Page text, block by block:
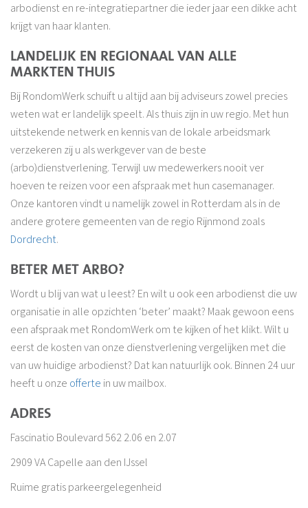
arbodienst en re-integratiepartner die ieder jaar een dikke acht
krijgt van haar klanten.
LANDELIJK EN REGIONAAL VAN ALLE
MARKTEN THUIS
Bij RondomWerk schuift u altijd aan bij adviseurs zowel precies
weten wat er landelijk speelt. Als thuis zijn in uw regio. Met hun
uitstekende netwerk en kennis van de lokale arbeidsmark
verzekeren zij u als werkgever van de beste
(arbo)dienstverlening. Terwijl uw medewerkers nooit ver
hoeven te reizen voor een afspraak met hun casemanager.
Onze kantoren vindt u namelijk zowel in Rotterdam als in de
andere grotere gemeenten van de regio Rijnmond zoals
Dordrecht.
BETER MET ARBO?
Wordt u blij van wat u leest? En wilt u ook een arbodienst die uw
organisatie in alle opzichten ‘beter’ maakt? Maak gewoon eens
een afspraak met RondomWerk om te kijken of het klikt. Wilt u
eerst de kosten van onze dienstverlening vergelijken met die
van uw huidige arbodienst? Dat kan natuurlijk ook. Binnen 24 uur
heeft u onze offerte in uw mailbox.
ADRES
Fascinatio Boulevard 562 2.06 en 2.07
2909 VA Capelle aan den IJssel
Ruime gratis parkeergelegenheid